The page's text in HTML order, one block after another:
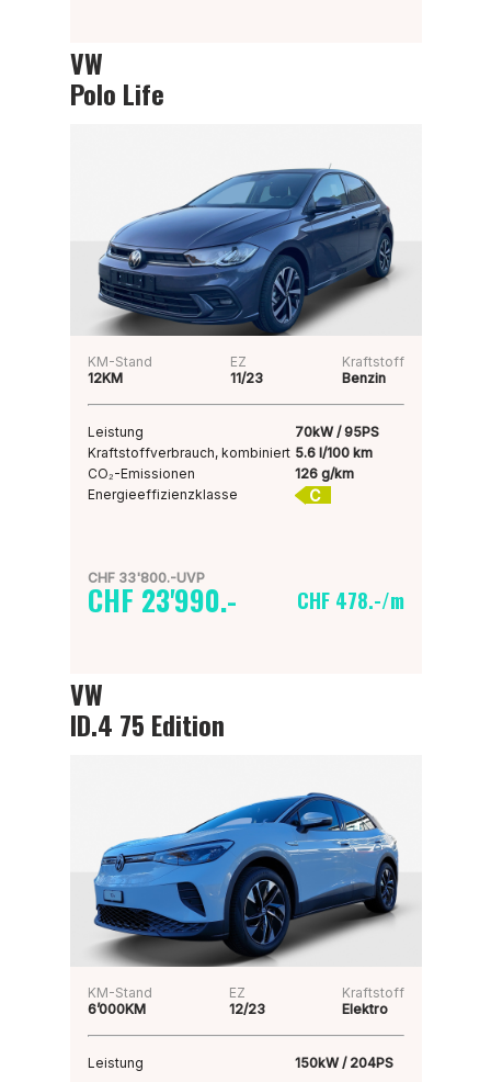
VW
Polo Life
KM-Stand
12KM
EZ
11/23
Kraftstoff
Benzin
Leistung
70kW / 95PS
Kraftstoffverbrauch, kombiniert 5.6 l/100 km
CO₂-Emissionen
126 g/km
Energieeffizienzklasse
C
CHF 33'800.-UVP
CHF 23'990.- CHF 478.-/m
VW
ID.4 75 Edition
KM-Stand
6’000KM
EZ
12/23
Kraftstoff
Elektro
Leistung 150kW / 204PS